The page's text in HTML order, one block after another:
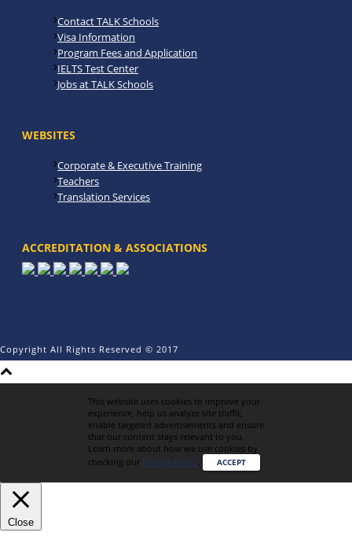
Contact TALK Schools
Visa Information
Program Fees and Application
IELTS Test Center
Jobs at TALK Schools
WEBSITES
Corporate & Executive Training
Teachers
Translation Services
ACCREDITATION & ASSOCIATIONS
Copyright All Rights Reserved © 2017
This website uses cookies to improve your
experience, help us analyze site traffic,
enable targeted advertisements and ensure
that our content stays relevant to you.
Learn more about how we use cookies by
checking our Privacy Policy. ACCEPT
Close